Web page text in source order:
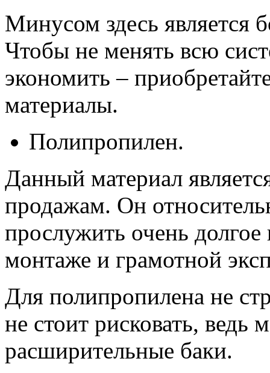
Минусом здесь является
Чтобы не менять всю
экономить –
материалы.
Полипропилен.
Данный материал
продажам. Он
прослужить очень
монтаже и грамотной
Для полипропилена не
не стоит рисковать, ведь
расширительные баки.